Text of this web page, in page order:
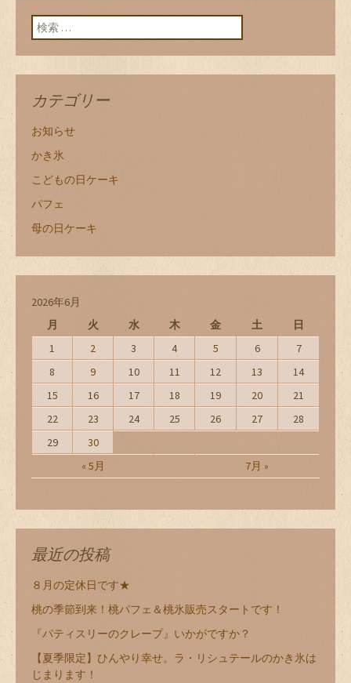
検索:
カテゴリー
お知らせ
かき氷
こどもの日ケーキ
パフェ
母の日ケーキ
2026年6月
月
火 水 木 金 土 日
« 5月 7月 »
1 2 3 4 5 6
7
8
9 10 11 12 13
14
15
16 17 18 19 20
21
22
23 24 25 26 27
28
29
30
最近の投稿
８月の定休日です★
桃の季節到来！桃パフェ＆桃氷販売スタートです！
『パティスリーのクレープ』いかがですか？
【夏季限定】ひんやり幸せ。ラ・リシュテールのかき氷は
じまります！